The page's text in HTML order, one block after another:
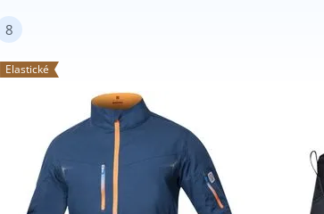
8
Elastické